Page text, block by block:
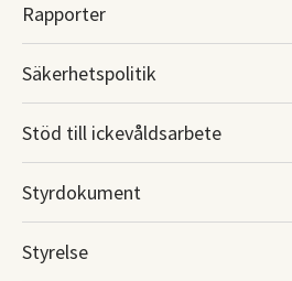
Rapporter
Säkerhetspolitik
Stöd till ickevåldsarbete
Styrdokument
Styrelse